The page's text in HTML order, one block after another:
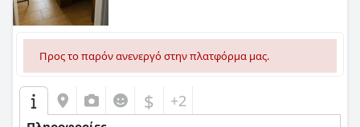
Προς το παρόν ανενεργό στην πλατφόρμα μας.
$ +2